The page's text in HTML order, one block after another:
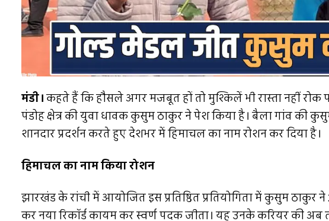
मंडी।कहते हैं कि हौसले अगर मजबूत हों तो मुश्किलें भी रास्ता नहीं
पंडोह क्षेत्र की युवा धावक कुसुम ठाकुर ने पेश किया है। बैला गांव की
शानदार प्रदर्शन करते हुए देशभर में हिमाचल का नाम रोशन कर दिया है।
हिमाचल का नाम किया रोशन
झारखंड के रांची में आयोजित इस प्रतिष्ठित प्रतियोगिता में कुसुम ठाकुर
कर नया रिकॉर्ड कायम कर स्वर्ण पदक जीता। यह उनके करियर की अब